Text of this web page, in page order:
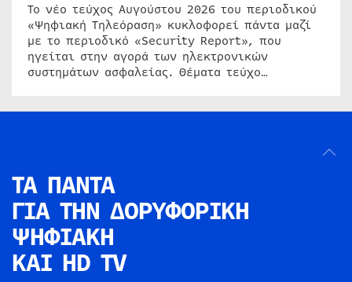
Το νέο τεύχος Αυγούστου 2026 του περιοδικού
«Ψηφιακή Τηλεόραση» κυκλοφορεί πάντα μαζί
με το περιοδικό «Security Report», που
ηγείται στην αγορά των ηλεκτρονικών
συστημάτων ασφαλείας. Θέματα τεύχο…
ΤΑ ΠΑΝΤΑ
ΓΙΑ ΤΗΝ ΔΟΡΥΦΟΡΙΚΗ
ΨΗΦΙΑΚΗ
ΚΑΙ HD TV